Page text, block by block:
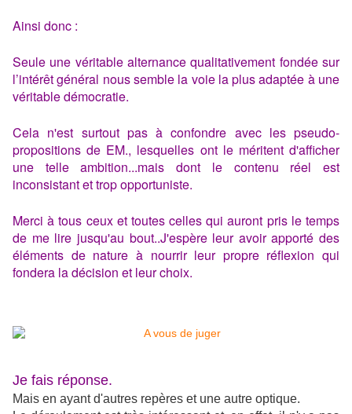
Ainsi donc :
Seule une véritable alternance qualitativement fondée sur
l’intérêt général nous semble la voie la plus adaptée à une
véritable démocratie.
Cela n'est surtout pas à confondre avec les pseudo-
propositions de EM., lesquelles ont le méritent d'afficher
une telle ambition...mais dont le contenu réel est
inconsistant et trop opportuniste.
Merci à tous ceux et toutes celles qui auront pris le temps
de me lire jusqu'au bout..J'espère leur avoir apporté des
éléments de nature à nourrir leur propre réflexion qui
fondera la décision et leur choix.
Je fais réponse.
Mais en ayant d'autres repères et une autre optique.